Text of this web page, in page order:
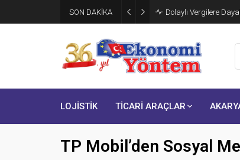
SON DAKİKA Dolaylı Vergilere
LOJİSTİK TİCARİ ARAÇLAR
TP Mobil’den Sosyal